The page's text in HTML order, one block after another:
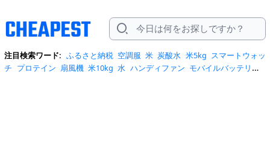
注目検索ワード: ふるさと納税 空調服 米 炭酸水 米5kg スマートウォッ
チ プロテイン 扇風機 米10kg 水 ハンディファン モバイルバッテリー